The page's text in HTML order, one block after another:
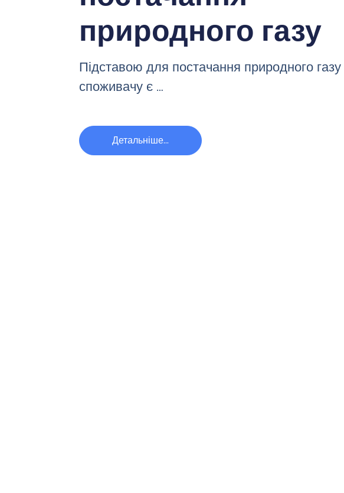
природного газу
Підставою для постачання природного газу
споживачу є …
Детальніше...